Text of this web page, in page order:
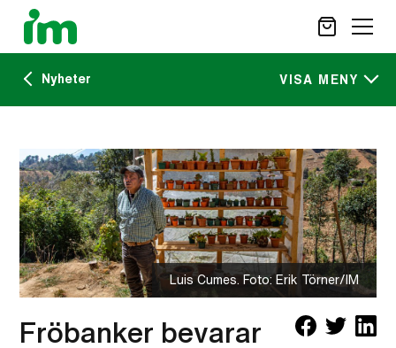
OM IM
CAREER SITE
VAD VI GÖR
VAD DU KAN GÖRA
AKTUELLT
SÖK
Nyheter VISA MENY
IM:s tidskrift
Nyheter
Luis Cumes. Foto: Erik Törner/IM
Fröbanker bevarar